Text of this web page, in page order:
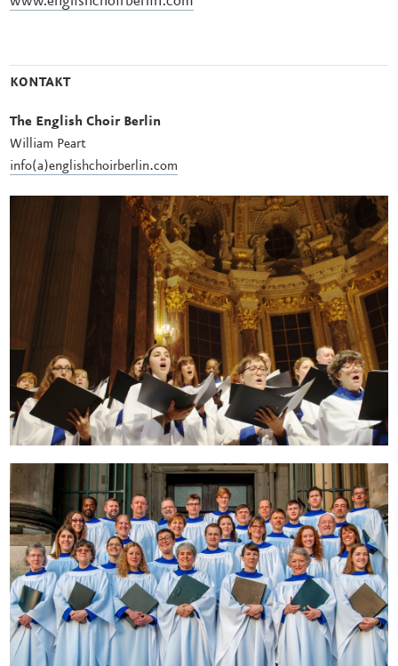
KONTAKT
The English Choir Berlin
William Peart
info(a)englishchoirberlin.com